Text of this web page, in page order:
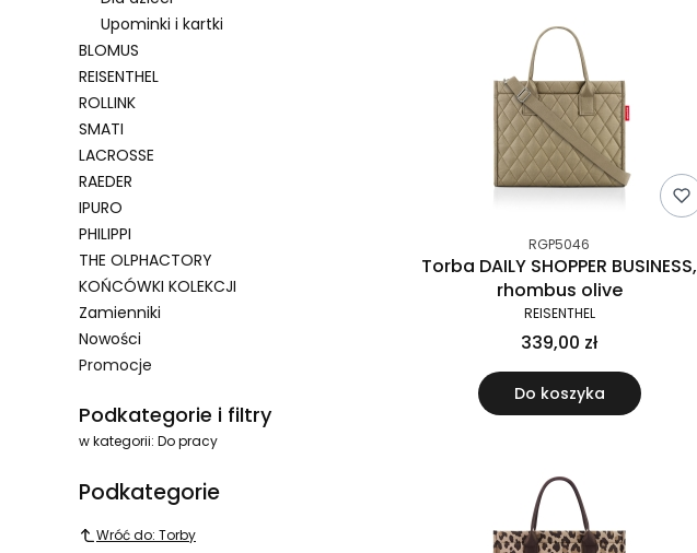
Upominki i kartki
BLOMUS
REISENTHEL
ROLLINK
SMATI
LACROSSE
RAEDER
IPURO
PHILIPPI
THE OLPHACTORY
KOŃCÓWKI KOLEKCJI
Zamienniki
Nowości
Promocje
Podkategorie i filtry
w kategorii: Do pracy
Podkategorie
Wróć do: Torby
RGP5046
Torba DAILY SHOPPER BUSINESS,
rhombus olive
REISENTHEL
339,00 zł
Do koszyka